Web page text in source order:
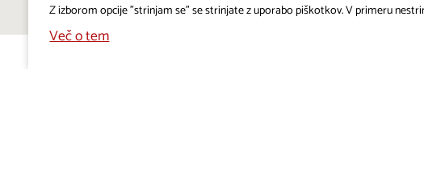
Z izborom opcije "strinjam se" se strinjate z uporabo piškotkov. V primeru
Več o tem